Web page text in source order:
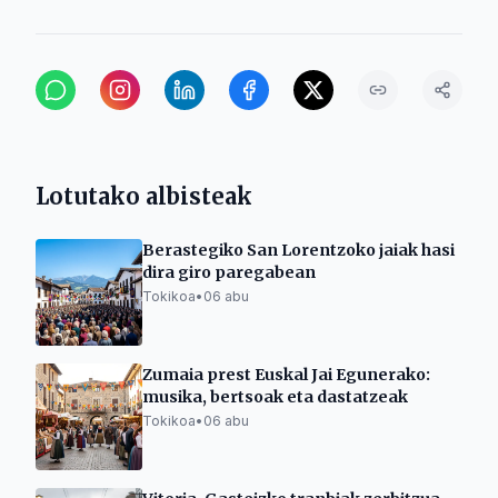
Lotutako albisteak
Berastegiko San Lorentzoko jaiak hasi
dira giro paregabean
Tokikoa• 06 abu
Zumaia prest Euskal Jai Egunerako:
musika, bertsoak eta dastatzeak
Tokikoa• 06 abu